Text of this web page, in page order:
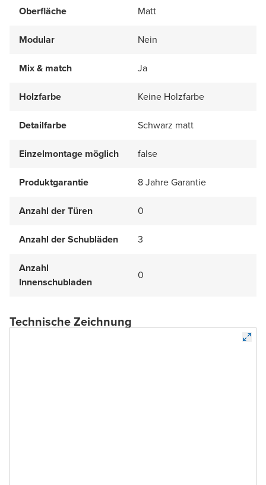
Oberfläche Matt
Modular Nein
Mix & match Ja
Holzfarbe Keine Holzfarbe
Detailfarbe Schwarz matt
Einzelmontage möglich false
Produktgarantie 8 Jahre Garantie
Anzahl der Türen 0
Anzahl der Schubläden 3
Anzahl
Innenschubladen
0
Technische Zeichnung